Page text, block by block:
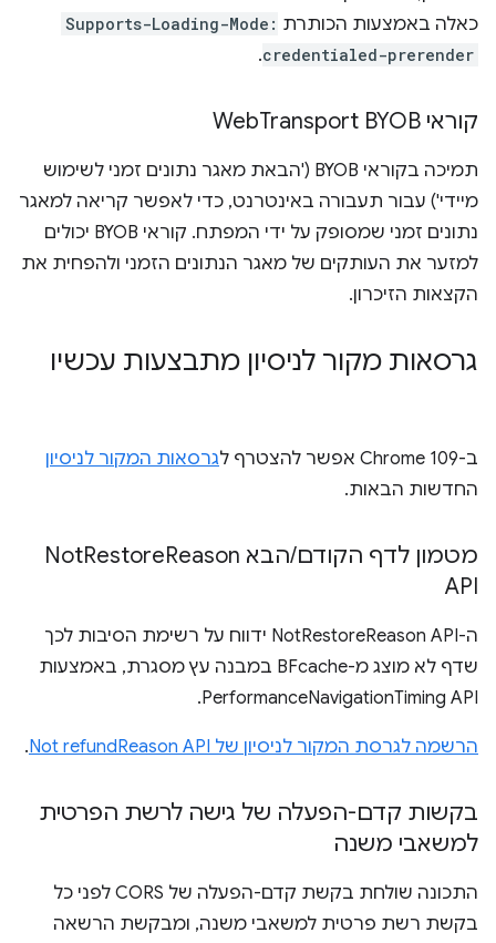
כאלה באמצעות הכותרת Supports-Loading-Mode:
credentialed-prerender
.
קוראי Web Transport BYOB
תמיכה בקוראי BYOB ('הבאת מאגר נתונים זמני לשימוש
מיידי') עבור תעבורה באינטרנט, כדי לאפשר קריאה למאגר
נתונים זמני שמסופק על ידי המפתח. קוראי BYOB יכולים
למזער את העותקים של מאגר הנתונים הזמני ולהפחית את
הקצאות הזיכרון.
גרסאות מקור לניסיון מתבצעות עכשיו
ב-Chrome 109 אפשר להצטרף ל
גרסאות המקור לניסיון
החדשות הבאות.
מטמון לדף הקודם/הבא Not RestoreReason
API
ה-NotRestoreReason API ידווח על רשימת הסיבות לכך
שדף לא מוצג מ-BFcache במבנה עץ מסגרת, באמצעות
PerformanceNavigationTiming API.
הרשמה לגרסת המקור לניסיון של Not refundReason API .
בקשות קדם-הפעלה של גישה לרשת הפרטית
למשאבי משנה
התכונה שולחת בקשת קדם-הפעלה של CORS לפני כל
בקשת רשת פרטית למשאבי משנה, ומבקשת הרשאה